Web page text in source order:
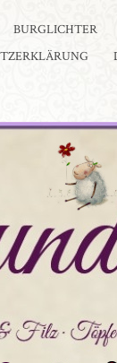
BURGLICHTER